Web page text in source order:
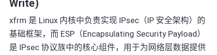
Write)
xfrm 是 Linux 内核中负责实现 IPsec（IP 安全架构）的
基础框架，而 ESP（Encapsulating Security Payload）
是 IPsec 协议族中的核心组件，用于为网络层数据提供